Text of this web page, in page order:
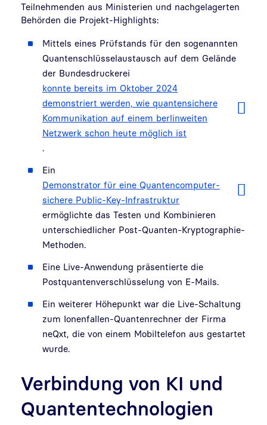
Teilnehmenden aus Ministerien und nachgelagerten
Behörden die Projekt-Highlights:
Mittels eines Prüfstands für den sogenannten
Quantenschlüsselaustausch auf dem Gelände
der Bundesdruckerei
konnte bereits im Oktober 2024
demonstriert werden, wie quantensichere
Kommunikation auf einem berlinweiten
Netzwerk schon heute möglich ist
.
Ein
Demonstrator für eine Quantencomputer-
sichere Public-Key-Infrastruktur
ermöglichte das Testen und Kombinieren
unterschiedlicher Post-Quanten-Kryptographie-
Methoden.
Eine Live-Anwendung präsentierte die
Postquantenverschlüsselung von E-Mails.
Ein weiterer Höhepunkt war die Live-Schaltung
zum Ionenfallen-Quantenrechner der Firma
neQxt, die von einem Mobiltelefon aus gestartet
wurde.
Verbindung von KI und
Quantentechnologien